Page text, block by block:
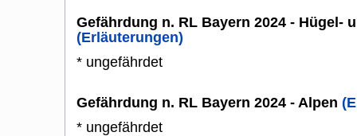
Gefährdung n. RL Bayern 2024 - Hügel-
(Erläuterungen)
* ungefährdet
Gefährdung n. RL Bayern 2024 - Alpen
* ungefährdet